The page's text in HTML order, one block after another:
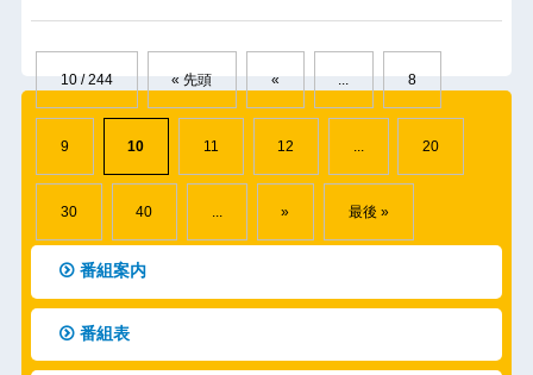
10 / 244 « 先頭 « ... 8
9 10 11 12 20
30 40 ... » 最後 »
番組案内
番組表